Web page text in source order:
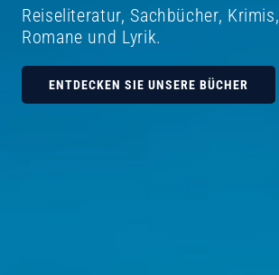
Reiseliteratur, Sachbücher, Krimis,
Romane und Lyrik.
ENTDECKEN SIE UNSERE BÜCHER